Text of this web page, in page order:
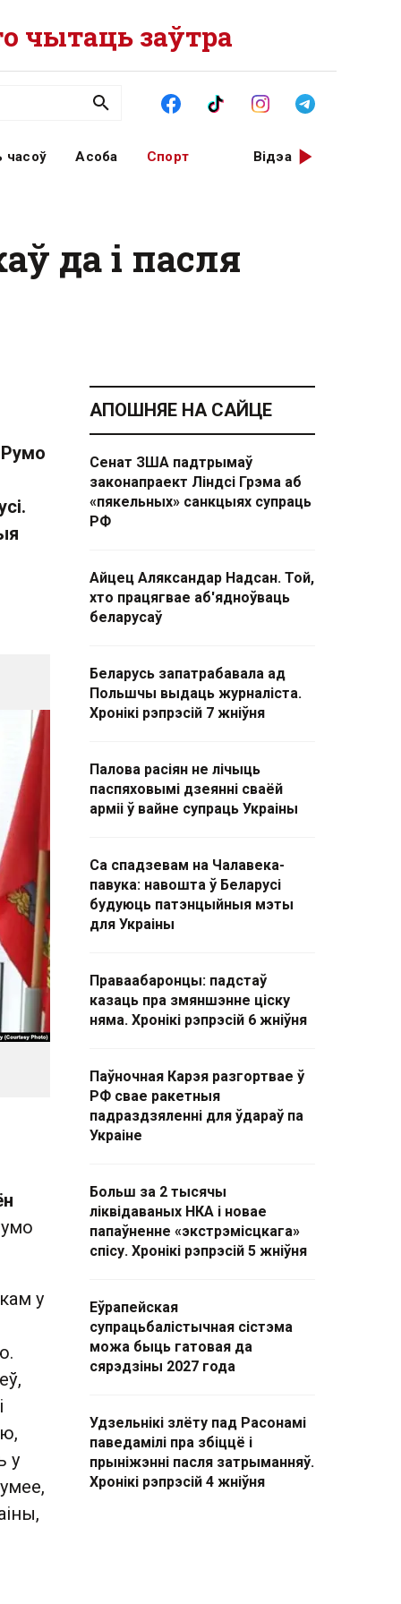
чытаць заўтра
часоў Асоба Спорт Відэа
да і пасля
Румо
у
у
АПОШНЯЕ НА САЙЦЕ
Сенат ЗША падтрымаў
законапраект Ліндсі Грэма аб
«пякельных» санкцыях супраць
РФ
Айцец Аляксандар Надсан. Той,
хто працягвае аб'ядноўваць
беларусаў
Беларусь запатрабавала ад
Польшчы выдаць журналіста.
Хронікі рэпрэсій 7 жніўня
Палова расіян не лічыць
паспяховымі дзеянні сваёй
арміі ў вайне супраць Украіны
Са спадзевам на Чалавека-
павука: навошта ў Беларусі
будуюць патэнцыйныя мэты
для Украіны
Праваабаронцы: падстаў
казаць пра змяншэнне ціску
няма. Хронікі рэпрэсій 6 жніўня
Паўночная Карэя разгортвае ў
РФ свае ракетныя
падраздзяленні для ўдараў па
Украіне
Больш за 2 тысячы
ліквідаваных НКА і новае
папаўненне «экстрэмісцкага»
спісу. Хронікі рэпрэсій 5 жніўня
Еўрапейская
супрацьбалістычная сістэма
можа быць гатовая да
сярэдзіны 2027 года
Удзельнікі злёту пад Расонамі
паведамілі пра збіццё і
прыніжэнні пасля затрыманняў.
Хронікі рэпрэсій 4 жніўня